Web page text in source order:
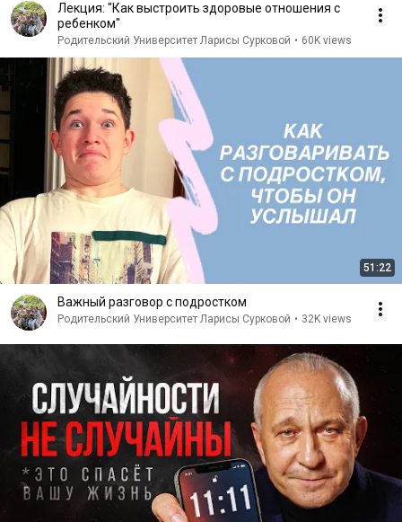
Лекция: "Как выстроить здоровые отношения с
ребенком"
Родительский Университет Ларисы Сурковой • 60K views
51:22
Важный разговор с подростком
Родительский Университет Ларисы Сурковой • 32K views